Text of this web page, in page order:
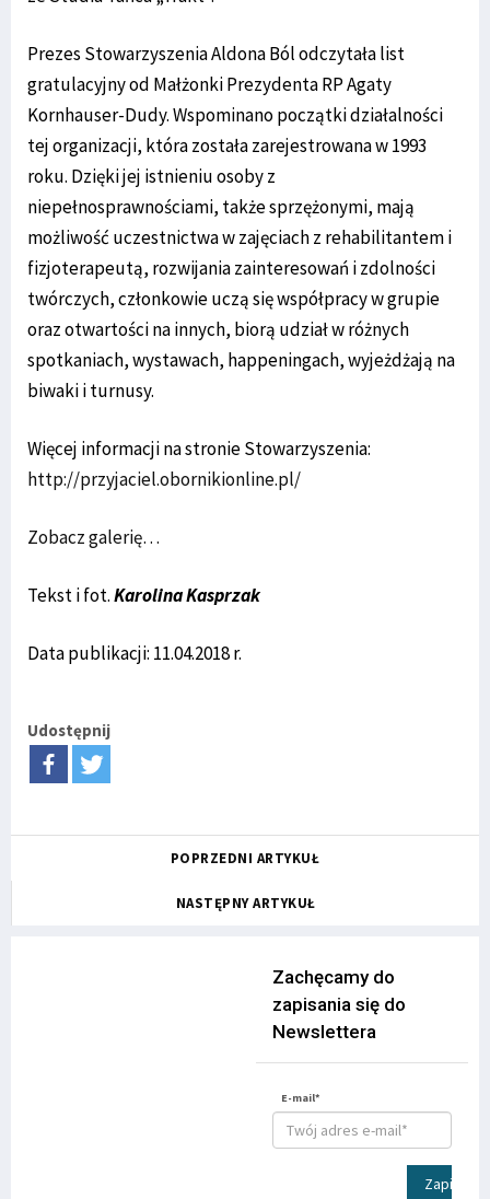
Prezes Stowarzyszenia Aldona Ból odczytała list
gratulacyjny od Małżonki Prezydenta RP Agaty
Kornhauser-Dudy. Wspominano początki działalności
tej organizacji, która została zarejestrowana w 1993
roku. Dzięki jej istnieniu osoby z
niepełnosprawnościami, także sprzężonymi, mają
możliwość uczestnictwa w zajęciach z rehabilitantem i
fizjoterapeutą, rozwijania zainteresowań i zdolności
twórczych, członkowie uczą się współpracy w grupie
oraz otwartości na innych, biorą udział w różnych
spotkaniach, wystawach, happeningach, wyjeżdżają na
biwaki i turnusy.
Więcej informacji na stronie Stowarzyszenia:
http://przyjaciel.obornikionline.pl/
Zobacz galerię…
Tekst i fot.Karolina Kasprzak
Data publikacji: 11.04.2018 r.
Udostępnij
POPRZEDNI ARTYKUŁ
NASTĘPNY ARTYKUŁ
Zachęcamy do
zapisania się do
Newslettera
E-mail*
Zapisz